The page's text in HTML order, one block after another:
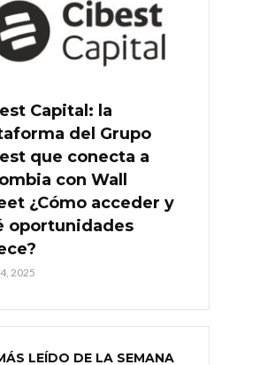
Capital: la
del Grupo
que conecta a
con Wall
¿Cómo acceder y
oportunidades
2025
LEÍDO DE LA SEMANA